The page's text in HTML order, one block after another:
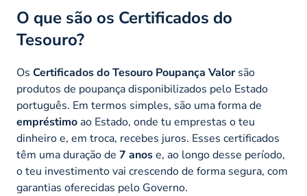
O que são os Certificados do
Tesouro?
Os Certificados do Tesouro Poupança Valorsão
produtos de poupança disponibilizados pelo Estado
português. Em termos simples, são uma forma de
empréstimo ao Estado, onde tu emprestas o teu
dinheiro e, em troca, recebes juros. Esses certificados
têm uma duração de 7 anose, ao longo desse período,
o teu investimento vai crescendo de forma segura, com
garantias oferecidas pelo Governo.